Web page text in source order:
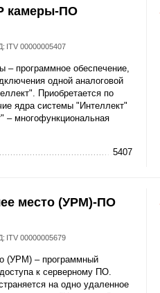
камеры-ПО
ITV 00000005407
– программное обеспечение,
одной аналоговой
Приобретается по
ядра системы "Интеллект"
– многофункциональная
5407
место (УРМ)-ПО
ITV 00000005679
(УРМ) – программный
к серверному ПО.
на одно удаленное